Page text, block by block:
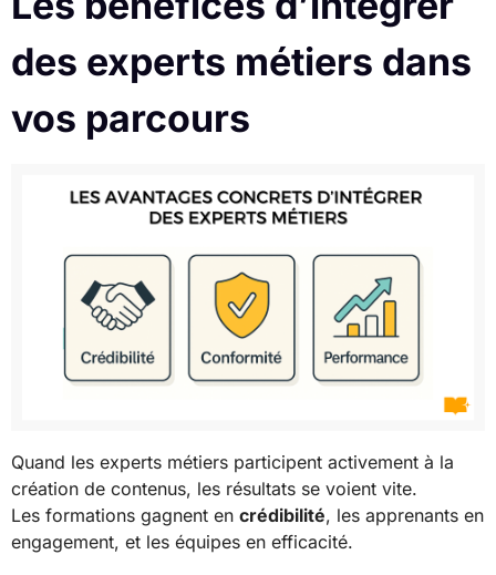
des experts métiers dans
vos parcours
Quand les experts métiers participent activement à la
création de contenus, les résultats se voient vite.
Les formations gagnent en crédibilité, les apprenants en
engagement, et les équipes en efficacité.